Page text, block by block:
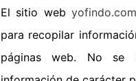
El sitio web yofindo.com
para recopilar
páginas web. No se